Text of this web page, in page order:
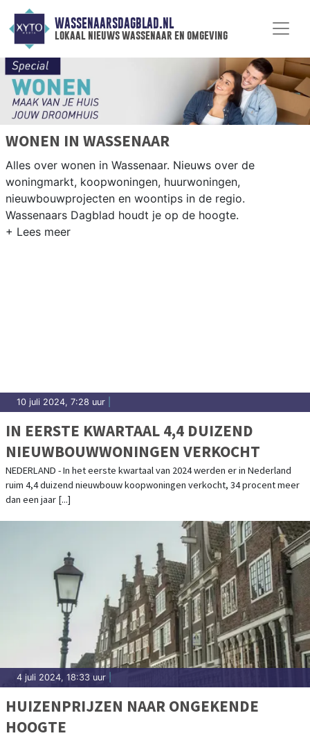
WASSENAARSDAGBLAD.NL
lokaal nieuws wassenaar en omgeving
WONEN IN WASSENAAR
Alles over wonen in Wassenaar. Nieuws over de
woningmarkt, koopwoningen, huurwoningen,
nieuwbouwprojecten en woontips in de regio.
Wassenaars Dagblad houdt je op de hoogte.
10 juli 2024, 7:28 uur
IN EERSTE KWARTAAL 4,4 DUIZEND
NIEUWBOUWWONINGEN VERKOCHT
NEDERLAND - In het eerste kwartaal van 2024 werden er in Nederland
ruim 4,4 duizend nieuwbouw koopwoningen verkocht, 34 procent meer
dan een jaar [...]
4 juli 2024, 18:33 uur
HUIZENPRIJZEN NAAR ONGEKENDE
HOOGTE